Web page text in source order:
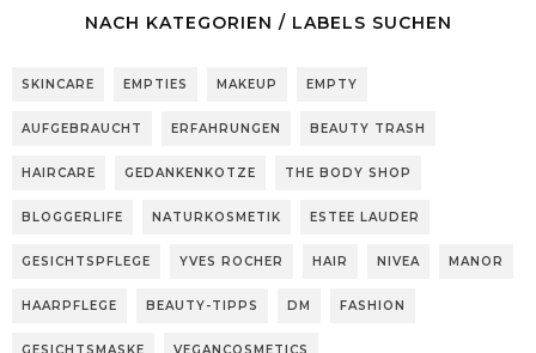
NACH KATEGORIEN / LABELS SUCHEN
SKINCARE EMPTIES MAKEUP EMPTY
AUFGEBRAUCHT ERFAHRUNGEN BEAUTY TRASH
HAIRCARE GEDANKENKOTZE THE BODY SHOP
BLOGGERLIFE NATURKOSMETIK ESTEE LAUDER
GESICHTSPFLEGE YVES ROCHER HAIR NIVEA MANOR
HAARPFLEGE BEAUTY-TIPPS DM FASHION
GESICHTSMASKE VEGANCOSMETICS